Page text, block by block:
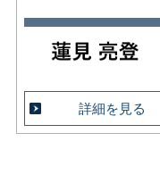
詳細を見る